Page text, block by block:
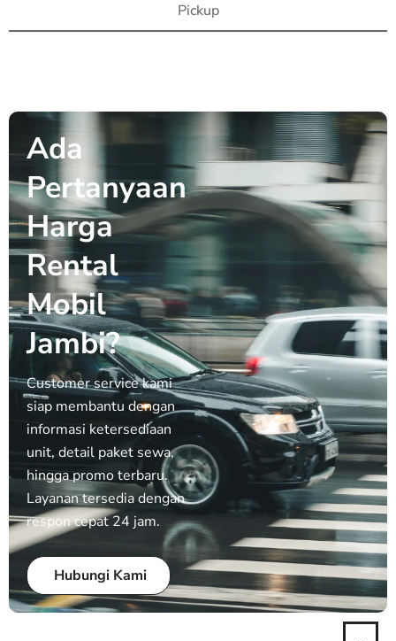
Pickup
Ada
Pertanyaan
Harga
Rental
Mobil
Jambi?
Customer service kami
siap membantu dengan
informasi ketersediaan
unit, detail paket sewa,
hingga promo terbaru.
Layanan tersedia dengan
respon cepat 24 jam.
Hubungi Kami